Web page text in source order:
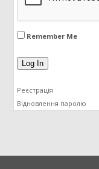
Remember Me
Реєстрація
Відновлення паролю